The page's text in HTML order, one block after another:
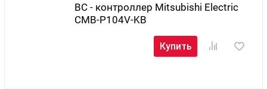
BC - контроллер Mitsubishi Electric
CMB-P104V-KB
Купить